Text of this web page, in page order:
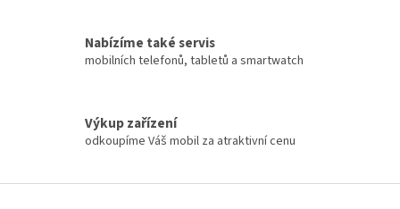
Nabízíme také servis
mobilních telefonů, tabletů a smartwatch
Výkup zařízení
odkoupíme Váš mobil za atraktivní cenu